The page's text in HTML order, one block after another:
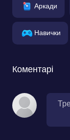
Аркади
Навички
Коментарі